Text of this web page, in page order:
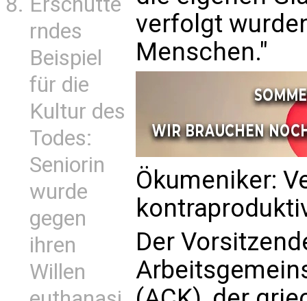
rndes
Beispiel
für die
Kultur des
Todes:
Seniorin
wurde
gegen
ihren
Willen
verfolgt
Menschen."
Ökumeniker:
Der